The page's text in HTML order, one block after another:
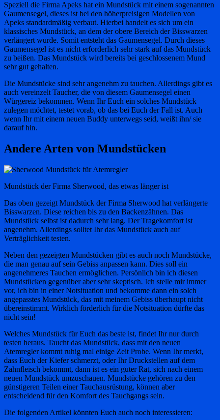
Speziell die Firma Apeks hat ein Mundstück mit einem sogenannten
Gaumensegel, dieses ist bei den höherpreisigen Modellen von
Apeks standardmäßig verbaut. Hierbei handelt es sich um ein
klassisches Mundstück, an dem der obere Bereich der Bisswarzen
verlängert wurde. Somit entsteht das Gaumensegel. Durch dieses
Gaumensegel ist es nicht erforderlich sehr stark auf das Mundstück
zu beißen. Das Mundstück wird bereits bei geschlossenem Mund
sehr gut gehalten.
Die Mundstücke sind sehr angenehm zu tauchen. Allerdings gibt es
auch vereinzelt Taucher, die von diesem Gaumensegel einen
Würgereiz bekommen. Wenn Ihr Euch ein solches Mundstück
zulegen möchtet, testet vorab, ob das bei Euch der Fall ist. Auch
wenn Ihr mit einem neuen Buddy unterwegs seid, weißt ihn/ sie
darauf hin.
Andere Arten von Mundstücken
Mundstück der Firma Sherwood, das etwas länger ist
Das oben gezeigt Mundstück der Firma Sherwood hat verlängerte
Bisswarzen. Diese reichen bis zu den Backenzähnen. Das
Mundstück selbst ist dadurch sehr lang. Der Tragekomfort ist
angenehm. Allerdings solltet Ihr das Mundstück auch auf
Verträglichkeit testen.
Neben den gezeigten Mundstücken gibt es auch noch Mundstücke,
die man genau auf sein Gebiss anpassen kann. Dies soll ein
angenehmeres Tauchen ermöglichen. Persönlich bin ich diesen
Mundstücken gegenüber aber sehr skeptisch. Ich stelle mir immer
vor, ich bin in einer Notsituation und bekomme dann ein solch
angepasstes Mundstück, das mit meinem Gebiss überhaupt nicht
übereinstimmt. Wirklich förderlich für die Notsituation dürfte das
nicht sein!
Welches Mundstück für Euch das beste ist, findet Ihr nur durch
testen heraus. Taucht das Mundstück, dass mit den neuen
Atemregler kommt ruhig mal einige Zeit Probe. Wenn Ihr merkt,
dass Euch der Kiefer schmerzt, oder Ihr Druckstellen auf dem
Zahnfleisch bekommt, dann ist es ein guter Rat, sich nach einem
neuen Mundstück umzuschauen. Mundstücke gehören zu den
günstigeren Teilen einer Tauchausrüstung, können aber
entscheidend für den Komfort des Tauchgangs sein.
Die folgenden Artikel könnten Euch auch noch interessieren: